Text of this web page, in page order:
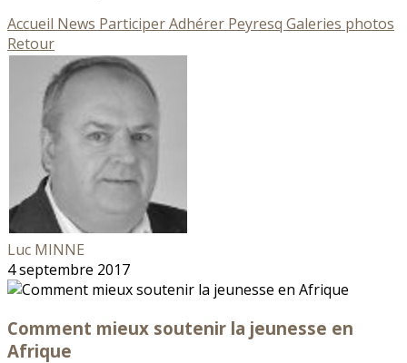
Accueil News ParticiperAdhérer Peyresq Galeries photos
Retour
Luc MINNE
4 septembre 2017
Comment mieux soutenir la jeunesse en
Afrique